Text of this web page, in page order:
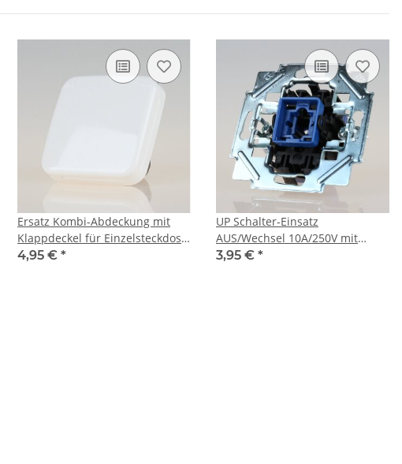
Ersatz Kombi-Abdeckung mit
Klappdeckel für Einzelsteckdose
reinweiß 53x53mm Klein-SI
4,95 € *
UP Schalter-Einsatz
AUS/Wechsel 10A/250V mit
Spreizkrallen Klein Serie
3,95 € *